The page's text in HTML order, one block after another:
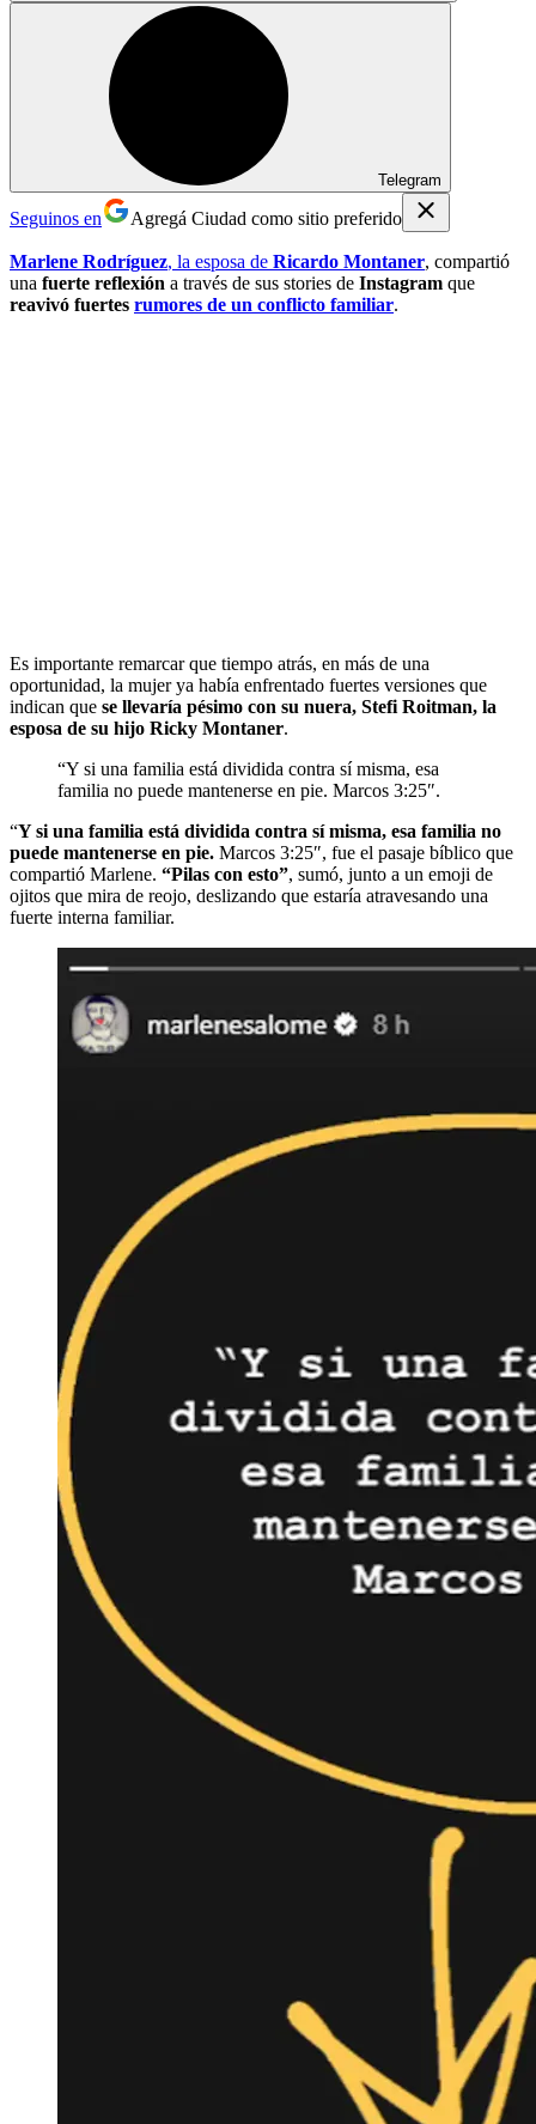
Telegram
Seguinos en Agregá Ciudad como sitio preferido
Marlene Rodríguez, la esposa de Ricardo Montaner, compartió
una fuerte reflexión a través de sus stories de Instagram que
reavivó fuertes rumores de un conflicto familiar.
Es importante remarcar que tiempo atrás, en más de una
oportunidad, la mujer ya había enfrentado fuertes versiones que
indican que se llevaría pésimo con su nuera, Stefi Roitman, la
esposa de su hijo Ricky Montaner.
“Y si una familia está dividida contra sí misma, esa
familia no puede mantenerse en pie. Marcos 3:25″.
“Y si una familia está dividida contra sí misma, esa familia no
puede mantenerse en pie. Marcos 3:25″, fue el pasaje bíblico que
compartió Marlene. “Pilas con esto”, sumó, junto a un emoji de
ojitos que mira de reojo, deslizando que estaría atravesando una
fuerte interna familiar.